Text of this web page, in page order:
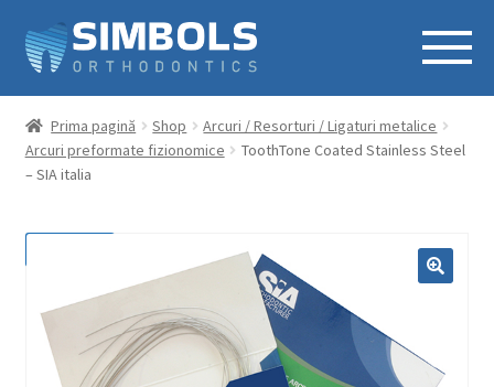
Prima pagină Shop
Arcuri / Resorturi / Ligaturi metalice
Arcuri preformate fizionomice
ToothTone Coated Stainless Steel
– SIA italia